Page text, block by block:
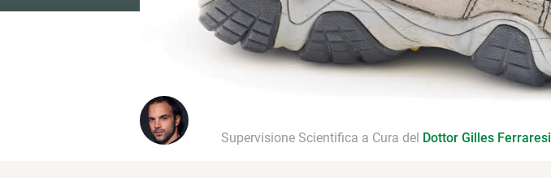
Supervisione Scientifica a Cura del Dottor Gilles Ferraresi